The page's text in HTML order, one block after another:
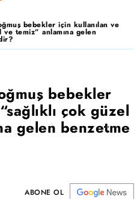
bebekler için kullanılan ve
ve temiz” anlamına gelen
bebekler
çok güzel
gelen benzetme
ABONE OL